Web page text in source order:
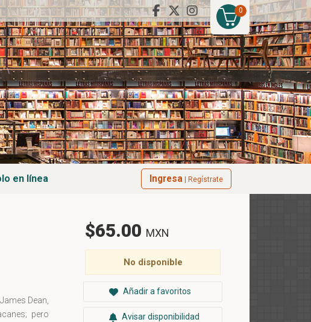
0
en línea Ingresa | Regístrate
Dean,
pero
$65.00 MXN
No disponible
Añadir a favoritos
Avisar disponibilidad